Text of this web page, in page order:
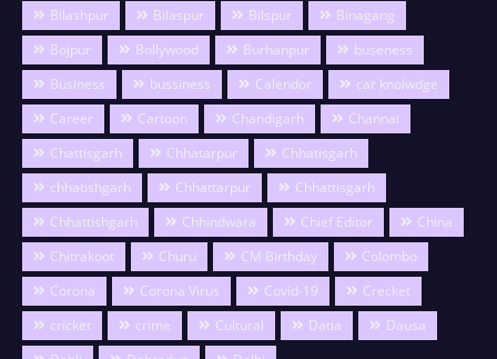
Bilashpur
Bilaspur Bilspur
Binagang
Bojpur
Bollywood Burhanpur
buseness
Business
bussiness Calendor
car knolwdge
Career
Cartoon Chandigarh
Channai
Chattisgarh
Chhatarpur
Chhatisgarh
chhatishgarh
Chhattarpur
Chhattisgarh
Chhattishgarh
Chhindwara Chief Editor
China
Chitrakoot
Churu CM Birthday
Colombo
Corona
Corona Virus Covid-19
Crecket
cricket
crime Cultural Datia
Dausa